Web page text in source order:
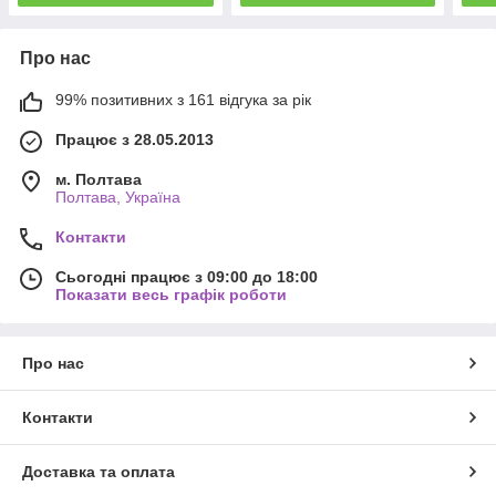
Про нас
99% позитивних з 161 відгука за рік
Працює з 28.05.2013
м. Полтава
Полтава, Україна
Контакти
Сьогодні працює з 09:00 до 18:00
Показати весь графік роботи
Про нас
Контакти
Доставка та оплата